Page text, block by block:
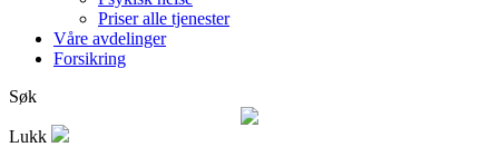
Priser alle tjenester
Våre avdelinger
Forsikring
Søk
Lukk